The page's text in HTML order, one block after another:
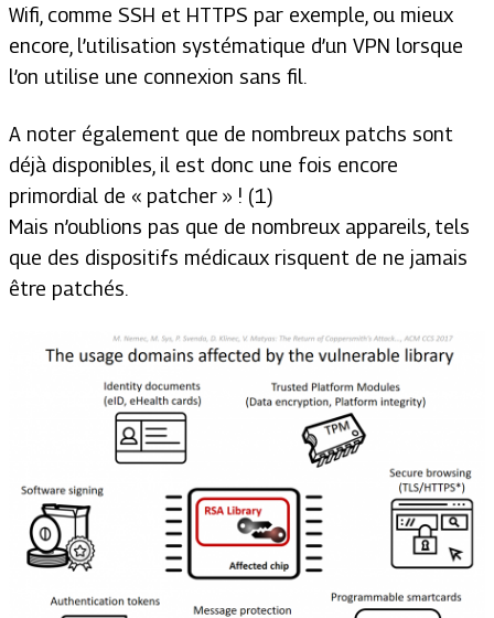
Wifi, comme SSH et HTTPS par exemple, ou mieux
encore, l’utilisation systématique d’un VPN lorsque
l’on utilise une connexion sans fil.
A noter également que de nombreux patchs sont
déjà disponibles, il est donc une fois encore
primordial de « patcher » ! (1)
Mais n’oublions pas que de nombreux appareils, tels
que des dispositifs médicaux risquent de ne jamais
être patchés.